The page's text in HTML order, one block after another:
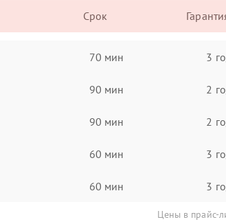
Срок
70 мин 3
90 мин 2
90 мин 2
60 мин 3
60 мин 3
Цены в прайс-